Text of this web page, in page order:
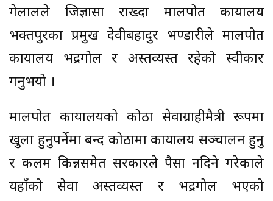
गेलालले जिज्ञासा राख्दा मालपोत कार्यालय
भक्तपुरका प्रमुख देवीबहादुर भण्डारीले मालपोत
कार्यालय भद्रगोल र अस्तव्यस्त रहेको स्वीकार
गर्नुभयो ।
मालपोत कार्यालयको कोठा सेवाग्राहीमैत्री रूपमा
खुला हुनुपर्नेमा बन्द कोठामा कार्यालय सञ्चालन हुनु
र कलम किन्नसमेत सरकारले पैसा नदिने गरेकाले
यहाँको सेवा अस्तव्यस्त र भद्रगोल भएको